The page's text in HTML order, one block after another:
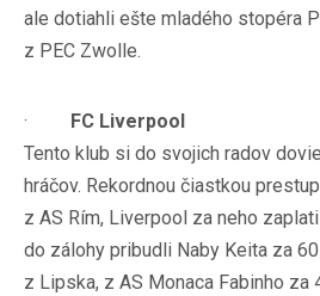
ale dotiahli ešte mladého stopéra
z PEC Zwolle.
· FC Liverpool
Tento klub si do svojich radov
hráčov. Rekordnou čiastkou
z AS Rím, Liverpool za neho
do zálohy pribudli Naby Keita za
z Lipska, z AS Monaca Fabinho za